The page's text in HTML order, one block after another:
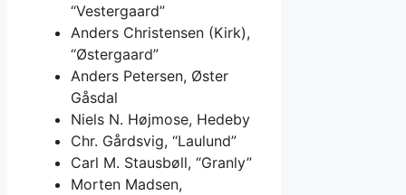
“Vestergaard”
Anders Christensen (Kirk),
“Østergaard”
Anders Petersen, Øster
Gåsdal
Niels N. Højmose, Hedeby
Chr. Gårdsvig, “Laulund”
Carl M. Stausbøll, “Granly”
Morten Madsen,